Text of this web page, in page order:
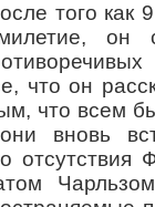
как 9
что он
что всем
вновь